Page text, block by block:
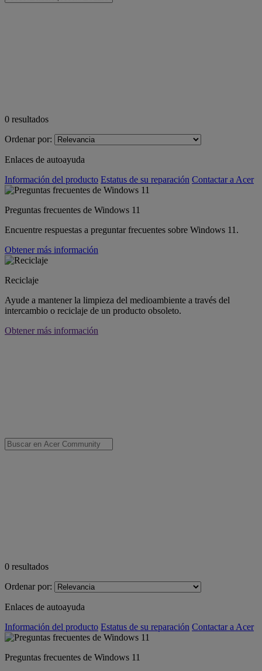
0 resultados
Ordenar por:
Enlaces de autoayuda
Información del producto Estatus de su reparación Contactar a Acer
Preguntas frecuentes de Windows 11
Encuentre respuestas a preguntar frecuentes sobre Windows 11.
Obtener más información
Reciclaje
Ayude a mantener la limpieza del medioambiente a través del
intercambio o reciclaje de un producto obsoleto.
Obtener más información
0 resultados
Ordenar por:
Enlaces de autoayuda
Información del producto Estatus de su reparación Contactar a Acer
Preguntas frecuentes de Windows 11